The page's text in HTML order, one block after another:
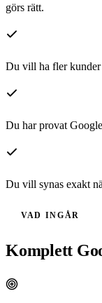
görs rätt.
Du vill ha fler
Du har provat
Du vill synas exakt
VAD INGÅR
Komplett